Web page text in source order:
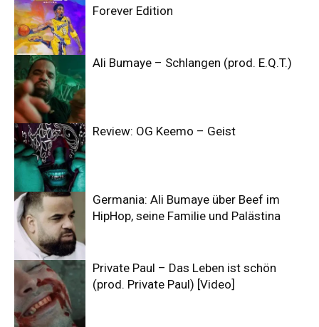
Forever Edition
Ali Bumaye – Schlangen (prod. E.Q.T.)
Review: OG Keemo – Geist
Germania: Ali Bumaye über Beef im
HipHop, seine Familie und Palästina
Private Paul – Das Leben ist schön
(prod. Private Paul) [Video]